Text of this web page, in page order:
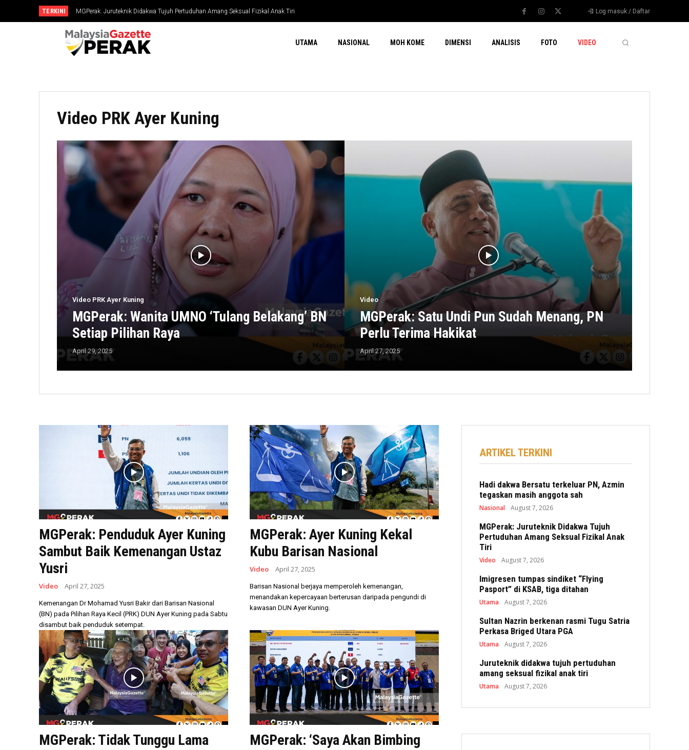
TERKINI MGPerak: Juruteknik Didakwa Tujuh Pertuduhan Amang Seksual Fizikal Anak Tiri Log masuk / Daftar
UTAMA NASIONAL MOH KOME DIMENSI ANALISIS FOTO VIDEO
Video PRK Ayer Kuning
Video PRK Ayer Kuning
MGPerak: Wanita UMNO ‘Tulang Belakang’ BN
Setiap Pilihan Raya
April 29, 2025
Video
MGPerak: Satu Undi Pun Sudah Menang, PN
Perlu Terima Hakikat
April 27, 2025
MGPerak: Penduduk Ayer Kuning
Sambut Baik Kemenangan Ustaz
Yusri
Video April 27, 2025
Kemenangan Dr Mohamad Yusri Bakir dari Barisan Nasional
(BN) pada Pilihan Raya Kecil (PRK) DUN Ayer Kuning pada Sabtu
disambut baik penduduk setempat.
MGPerak: Ayer Kuning Kekal
Kubu Barisan Nasional
Video April 27, 2025
Barisan Nasional berjaya memperoleh kemenangan,
menandakan kepercayaan berterusan daripada pengundi di
kawasan DUN Ayer Kuning.
MGPerak: Tidak Tunggu Lama
MGPerak: ‘Saya Akan Bimbing
ARTIKEL TERKINI
Hadi dakwa Bersatu terkeluar PN, Azmin
tegaskan masih anggota sah
Nasional August 7, 2026
MGPerak: Juruteknik Didakwa Tujuh
Pertuduhan Amang Seksual Fizikal Anak
Tiri
Video August 7, 2026
Imigresen tumpas sindiket “Flying
Pasport” di KSAB, tiga ditahan
Utama August 7, 2026
Sultan Nazrin berkenan rasmi Tugu Satria
Perkasa Briged Utara PGA
Utama August 7, 2026
Juruteknik didakwa tujuh pertuduhan
amang seksual fizikal anak tiri
Utama August 7, 2026